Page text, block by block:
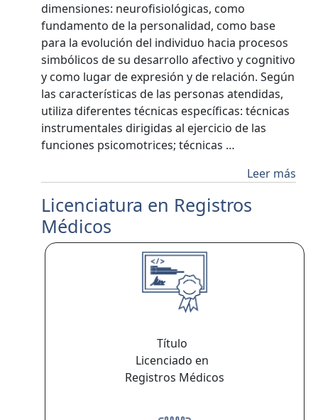
dimensiones: neurofisiológicas, como
fundamento de la personalidad, como base
para la evolución del individuo hacia procesos
simbólicos de su desarrollo afectivo y cognitivo
y como lugar de expresión y de relación. Según
las características de las personas atendidas,
utiliza diferentes técnicas específicas: técnicas
instrumentales dirigidas al ejercicio de las
funciones psicomotrices; técnicas …
Leer más
Licenciatura en Registros
Médicos
Título
Licenciado en
Registros Médicos